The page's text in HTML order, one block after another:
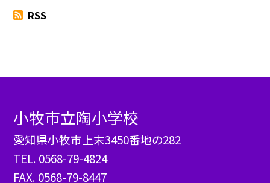
RSS
小牧市立陶小学校
愛知県小牧市上末3450番地の282
TEL. 0568-79-4824
FAX. 0568-79-8447